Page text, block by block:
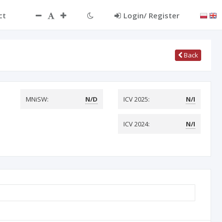
Login/ Register
Back
MNiSW: N/D ICV 2025: N/I
ICV 2024: N/I